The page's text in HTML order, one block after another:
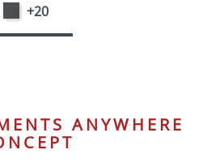
EP72
-
GRAPHITE
+20
ANYWHERE